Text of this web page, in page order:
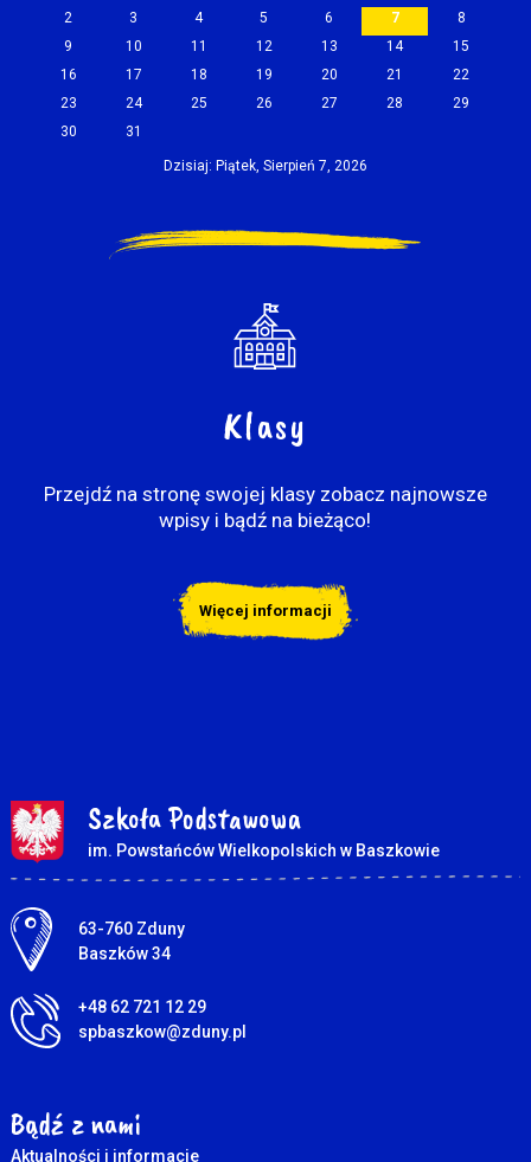
2
3 4 5 6 7
8
9
10 11 12 13 14
15
16
17 18 19 20 21
22
23
24 25 26 27 28
29
30
31
Dzisiaj: Piątek, Sierpień 7, 2026
Klasy
Przejdź na stronę swojej klasy zobacz najnowsze
wpisy i bądź na bieżąco!
Więcej informacji
Szkoła Podstawowa
im. Powstańców Wielkopolskich w Baszkowie
Adres pocztowy:
63-760 Zduny
Baszków 34
+48 62 721 12 29
spbaszkow@zduny.pl
Bądź z nami
Aktualności i informacje